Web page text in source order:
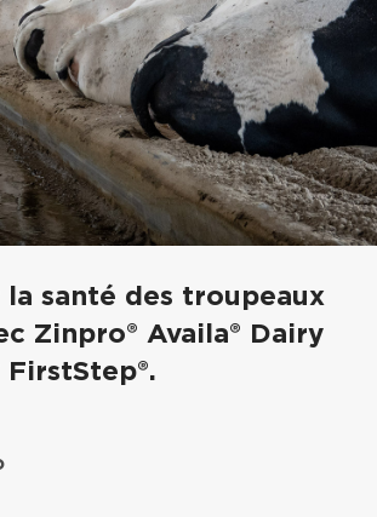
santé des troupeaux
Zinpro® Availa® Dairy